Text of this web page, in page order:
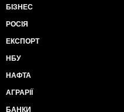
БІЗНЕС
РОСІЯ
ЕКСПОРТ
НБУ
НАФТА
АГРАРІЇ
БАНКИ